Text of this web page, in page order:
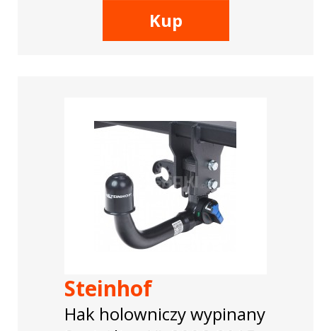
Kup
Steinhof
Hak holowniczy wypinany